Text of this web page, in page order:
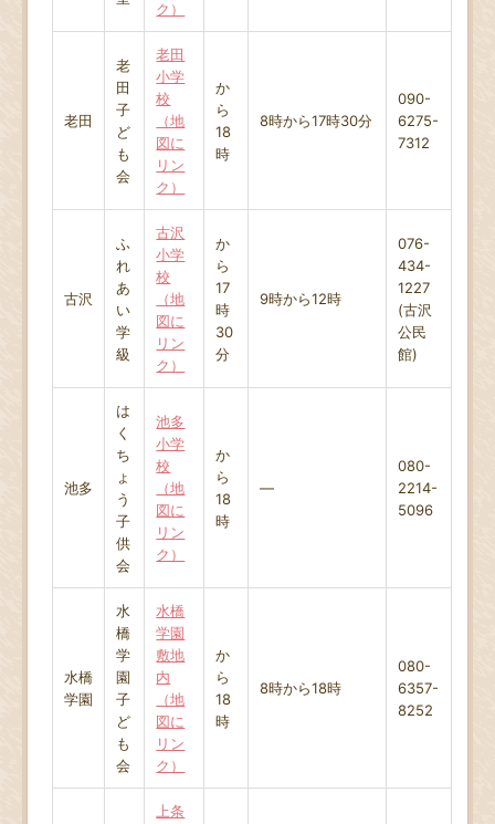
ク）
老田
老
田
子
ど
も
会
老田
小学
校
（地
図に
リン
ク）
か
ら
18
時
8時から17時30分
090-
6275-
7312
古沢
ふ
れ
あ
い
学
級
古沢
小学
校
（地
図に
リン
ク）
か
ら
17
時
30
分
9時から12時
076-
434-
1227
(古沢
公民
館)
池多
は
く
ち
ょ
う
子
供
会
池多
小学
校
（地
図に
リン
ク）
か
ら
18
時
―
080-
2214-
5096
水橋
学園
水
橋
学
園
子
ど
も
会
水橋
学園
敷地
内
（地
図に
リン
ク）
か
ら
18
時
8時から18時
080-
6357-
8252
上条